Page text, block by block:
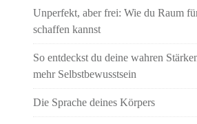
Unperfekt, aber frei: Wie du Raum
schaffen kannst
So entdeckst du deine wahren
mehr Selbstbewusstsein
Die Sprache deines Körpers